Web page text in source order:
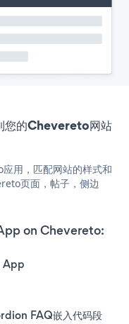
您的Chevereto网站
用，匹配网站的样式和
页面，帖子，侧边
on Chevereto:
App
FAQ嵌入代码段